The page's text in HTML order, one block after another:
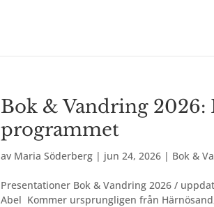
Bok & Vandring 2026:
programmet
av Maria Söderberg | jun 24, 2026 | Bok &
Presentationer Bok & Vandring 2026 /
Abel Kommer ursprungligen från